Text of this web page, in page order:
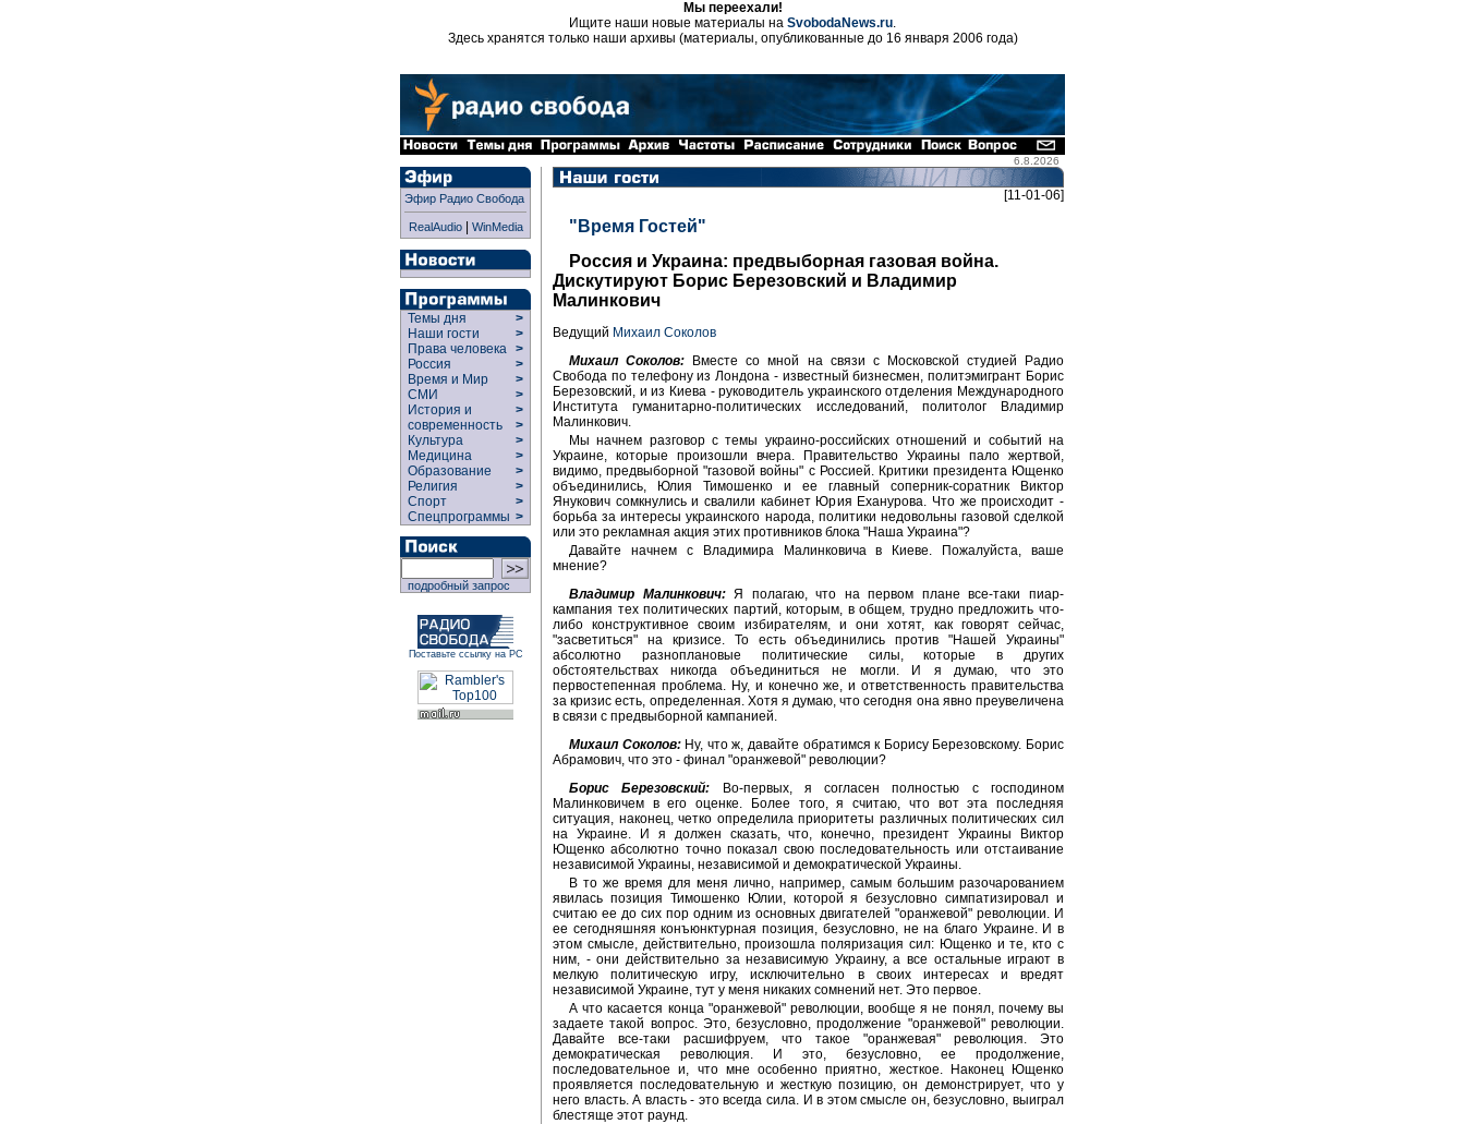
Мы переехали!
Ищите наши новые материалы на SvobodaNews.ru.
Здесь хранятся только наши архивы (материалы, опубликованные до 16 января 2006 года)
6.8.2026
Эфир Радио Свобода
RealAudio| WinMedia
Темы дня
>
Наши гости
>
Права человека >
Россия
>
Время и Мир
>
СМИ
>
История и
современность
>
>
Культура
>
Медицина
>
Образование
>
Религия
>
Спорт
>
Спецпрограммы >
подробный запрос
Поставьте ссылку на РС
[11-01-06]
"Время Гостей"
Россия и Украина: предвыборная газовая война.
Дискутируют Борис Березовский и Владимир
Малинкович
Ведущий Михаил Соколов
Михаил Соколов: Вместе со мной на связи с Московской студией Радио
Свобода по телефону из Лондона - известный бизнесмен, политэмигрант Борис
Березовский, и из Киева - руководитель украинского отделения Международного
Института гуманитарно-политических исследований, политолог Владимир
Малинкович.
Мы начнем разговор с темы украино-российских отношений и событий на
Украине, которые произошли вчера. Правительство Украины пало жертвой,
видимо, предвыборной "газовой войны" с Россией. Критики президента Ющенко
объединились, Юлия Тимошенко и ее главный соперник-соратник Виктор
Янукович сомкнулись и свалили кабинет Юрия Еханурова. Что же происходит -
борьба за интересы украинского народа, политики недовольны газовой сделкой
или это рекламная акция этих противников блока "Наша Украина"?
Давайте начнем с Владимира Малинковича в Киеве. Пожалуйста, ваше
мнение?
Владимир Малинкович:Я полагаю, что на первом плане все-таки пиар-
кампания тех политических партий, которым, в общем, трудно предложить что-
либо конструктивное своим избирателям, и они хотят, как говорят сейчас,
"засветиться" на кризисе. То есть объединились против "Нашей Украины"
абсолютно разноплановые политические силы, которые в других
обстоятельствах никогда объединиться не могли. И я думаю, что это
первостепенная проблема. Ну, и конечно же, и ответственность правительства
за кризис есть, определенная. Хотя я думаю, что сегодня она явно преувеличена
в связи с предвыборной кампанией.
Михаил Соколов:Ну, что ж, давайте обратимся к Борису Березовскому. Борис
Абрамович, что это - финал "оранжевой" революции?
Борис Березовский: Во-первых, я согласен полностью с господином
Малинковичем в его оценке. Более того, я считаю, что вот эта последняя
ситуация, наконец, четко определила приоритеты различных политических сил
на Украине. И я должен сказать, что, конечно, президент Украины Виктор
Ющенко абсолютно точно показал свою последовательность или отстаивание
независимой Украины, независимой и демократической Украины.
В то же время для меня лично, например, самым большим разочарованием
явилась позиция Тимошенко Юлии, которой я безусловно симпатизировал и
считаю ее до сих пор одним из основных двигателей "оранжевой" революции. И
ее сегодняшняя конъюнктурная позиция, безусловно, не на благо Украине. И в
этом смысле, действительно, произошла поляризация сил: Ющенко и те, кто с
ним, - они действительно за независимую Украину, а все остальные играют в
мелкую политическую игру, исключительно в своих интересах и вредят
независимой Украине, тут у меня никаких сомнений нет. Это первое.
А что касается конца "оранжевой" революции, вообще я не понял, почему вы
задаете такой вопрос. Это, безусловно, продолжение "оранжевой" революции.
Давайте все-таки расшифруем, что такое "оранжевая" революция. Это
демократическая революция. И это, безусловно, ее продолжение,
последовательное и, что мне особенно приятно, жесткое. Наконец Ющенко
проявляется последовательную и жесткую позицию, он демонстрирует, что у
него власть. А власть - это всегда сила. И в этом смысле он, безусловно, выиграл
блестяще этот раунд.